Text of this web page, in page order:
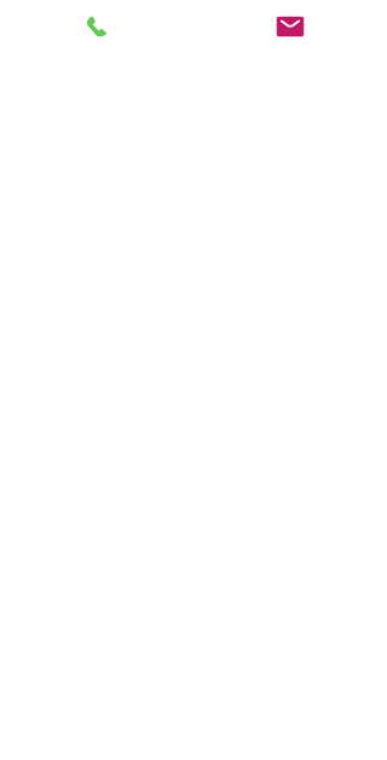
atmósfera de lujo y atención al